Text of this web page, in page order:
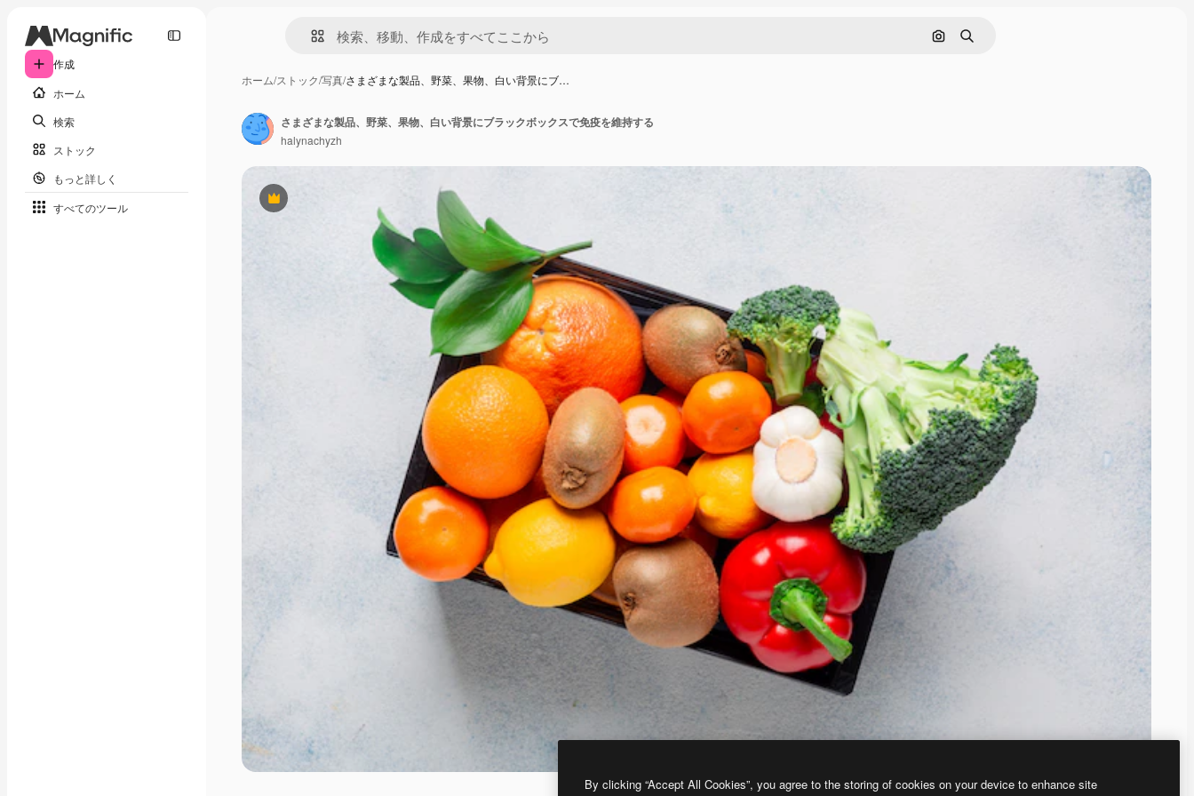
作成
ホーム
検索
ストック
もっと詳しく
すべてのツール
画像で検索
検索
ホーム/ストック/写真/さまざまな製品、野菜、果物、白い背景にブ…
Premium
さまざまな製品、野菜、果物、白い背景にブラックボックスで免疫を維持する
halynachyzh
By clicking “Accept All Cookies”, you agree to the storing of cookies on your device to enhance site